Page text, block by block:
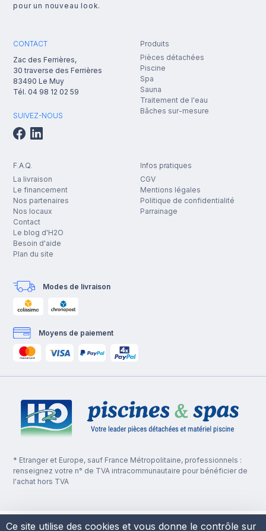
pour un nouveau look.
CONTACT
Zac des Ferrières,
30 traverse des Ferrières
83490 Le Muy
Tél. 04 98 12 02 59
SUIVEZ-NOUS
Produits
Pièces détachées
Piscine
Spa
Sauna
Traitement de l'eau
Bâches sur-mesure
F.A.Q.
La livraison
Le financement
Nos partenaires
Nos locaux
Contact
Le blog d'H2O
Besoin d'aide
Plan du site
Infos pratiques
CGV
Mentions légales
Politique de confidentialité
Parrainage
Modes de livraison
Moyens de paiement
* Etranger et Europe, sauf France Métropolitaine, professionnels :
renseignez votre n° de TVA intracommunautaire pour bénéficier de
l'achat hors TVA
Ce site utilise des cookies et vous donne le contrôle sur